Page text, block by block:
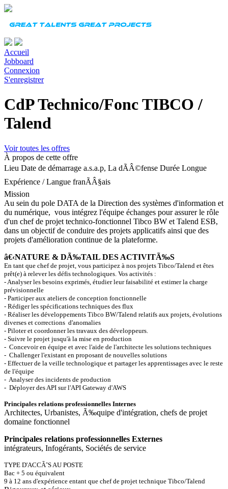
Accueil
Jobboard
Connexion
S'enregistrer
CdP Technico/Fonc TIBCO /
Talend
Voir toutes les offres
À propos de cette offre
Lieu Date de démarrage a.s.a.p, La dÃÂ©fense Durée Longue
Expérience / Langue franÃÂ§ais
Mission
Au sein du pole DATA de la Direction des systèmes d'information et
du numérique, vous intégrez l'équipe échanges pour assurer le rôle
d'un chef de projet technico-fonctionnel Tibco BW et Talend ESB,
dans un objectif de conduire des projets applicatifs ainsi que des
projets d'amélioration continue de la plateforme.
â€‹NATURE & DÃ‰TAIL DES ACTIVITÃ‰S
En tant que chef de projet, vous participez à nos projets Tibco/Talend et êtes
prêt(e) à relever les défis technologiques. Vos activités :
- Analyser les besoins exprimés, étudier leur faisabilité et estimer la charge
prévisionnelle
- Participer aux ateliers de conception fonctionnelle
- Rédiger les spécifications techniques des flux
- Réaliser les développements Tibco BW/Talend relatifs aux projets, évolutions
diverses et corrections d'anomalies
- Piloter et coordonner les travaux des développeurs.
- Suivre le projet jusqu'à la mise en production
- Concevoir en équipe et avec l'aide de l'architecte les solutions techniques
- Challenger l'existant en proposant de nouvelles solutions
- Effectuer de la veille technologique et partager les apprentissages avec le reste
de l'équipe
- Analyser des incidents de production
- Déployer des API sur l'API Gateway d'AWS
Principales relations professionnelles Internes
Architectes, Urbanistes, Ã‰quipe d'intégration, chefs de projet
domaine fonctionnel
Principales relations professionnelles Externes
intégrateurs, Infogérants, Sociétés de service
TYPE D'ACCÃˆS AU POSTE
Bac + 5 ou équivalent
9 à 12 ans d'expérience entant que chef de projet technique Tibco/Talend